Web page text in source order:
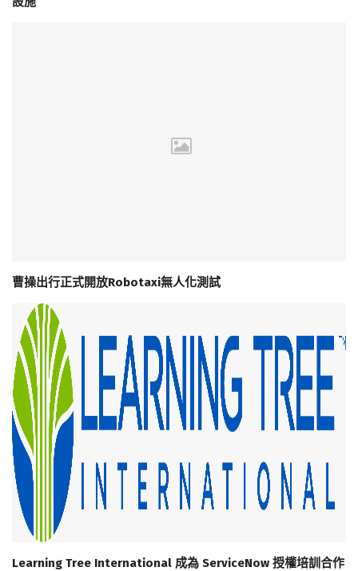
曹操出行正式開放Robotaxi無人化測試
Learning Tree International 成為 ServiceNow 授權培訓合作